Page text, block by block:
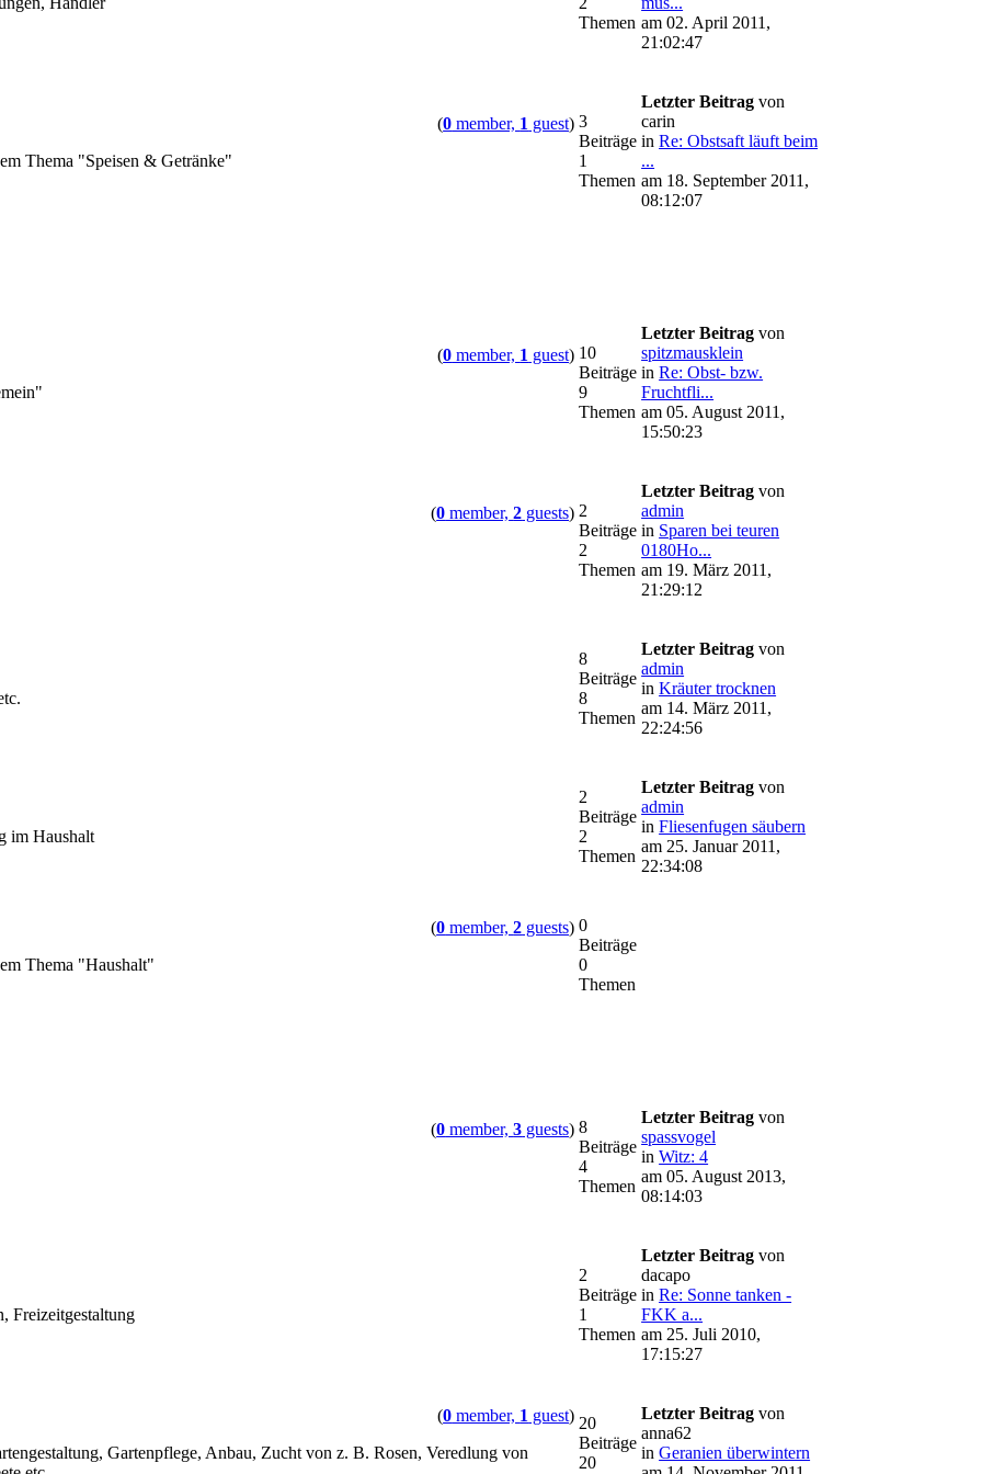
Themen am 02. April 2011,
21:02:47
(0 member, 1 guest)
Thema "Speisen & Getränke"
3
Beiträge
1
Themen
Letzter Beitrag von
carin
inRe: Obstsaft läuft beim
...
am 18. September 2011,
08:12:07
(0 member, 1 guest) 10
Beiträge
9
Themen
Letzter Beitrag von
spitzmausklein
inRe: Obst- bzw.
Fruchtfli...
am 05. August 2011,
15:50:23
(0 member,2 guests) 2
Beiträge
2
Themen
Letzter Beitrag von
admin
in Sparen bei teuren
0180Ho...
am 19. März 2011,
21:29:12
8
Beiträge
8
Themen
Letzter Beitrag von
admin
inKräuter trocknen
am 14. März 2011,
22:24:56
im Haushalt
2
Beiträge
2
Themen
Letzter Beitrag von
admin
inFliesenfugen säubern
am 25. Januar 2011,
22:34:08
(0 member,2 guests)
Thema "Haushalt"
0
Beiträge
0
Themen
(0 member,3 guests) 8
Beiträge
4
Themen
Letzter Beitrag von
spassvogel
inWitz: 4
am 05. August 2013,
08:14:03
Freizeitgestaltung
2
Beiträge
1
Themen
Letzter Beitrag von
dacapo
inRe: Sonne tanken -
FKK a...
am 25. Juli 2010,
17:15:27
(0 member, 1 guest)
Gartenpflege, Anbau, Zucht von z. B. Rosen, Veredlung von
20
Beiträge
20
Letzter Beitrag von
anna62
inGeranien überwintern